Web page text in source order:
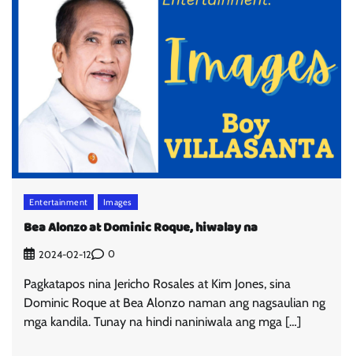
Entertainment Images
Bea Alonzo at Dominic Roque, hiwalay na
2024-02-12 0
Pagkatapos nina Jericho Rosales at Kim Jones, sina
Dominic Roque at Bea Alonzo naman ang nagsaulian ng
mga kandila. Tunay na hindi naniniwala ang mga […]